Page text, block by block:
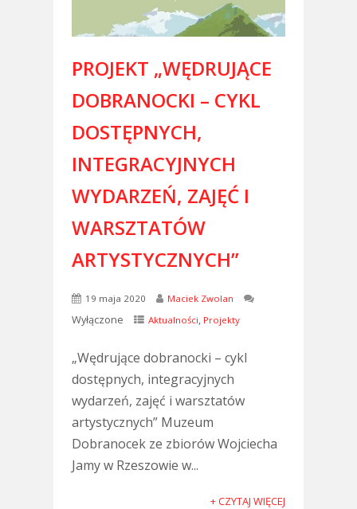
PROJEKT „WĘDRUJĄCE
DOBRANOCKI – CYKL
DOSTĘPNYCH,
INTEGRACYJNYCH
WYDARZEŃ, ZAJĘĆ I
WARSZTATÓW
ARTYSTYCZNYCH”
19 maja 2020 Maciek Zwolan
Wyłączone Aktualności, Projekty
„Wędrujące dobranocki – cykl
dostępnych, integracyjnych
wydarzeń, zajęć i warsztatów
artystycznych” Muzeum
Dobranocek ze zbiorów Wojciecha
Jamy w Rzeszowie w...
+ CZYTAJ WIĘCEJ